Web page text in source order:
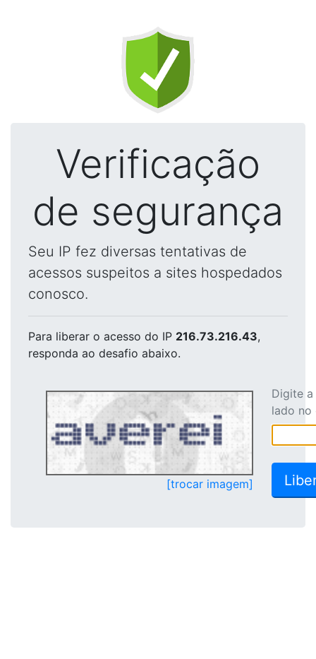
Verificação
de segurança
Seu IP fez diversas tentativas de
acessos suspeitos a sites hospedados
conosco.
Para liberar o acesso do IP 216.73.216.43,
responda ao desafio abaixo.
[trocar imagem]
Digite
lado no